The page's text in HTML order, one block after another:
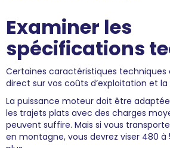
Examiner les
spécifications
Certaines caractéristiques
direct sur vos coûts d’exploitation et
La puissance moteur doit être
les trajets plats avec des charges
peuvent suffire. Mais si vous
en montagne, vous devrez viser 480 à